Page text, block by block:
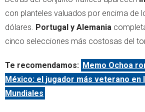
con planteles valuados por encima de
dólares. Portugal y Alemania
cinco selecciones más costosas del
Te recomendamos: Memo Ochoa
México: el jugador más veterano en
Mundiales